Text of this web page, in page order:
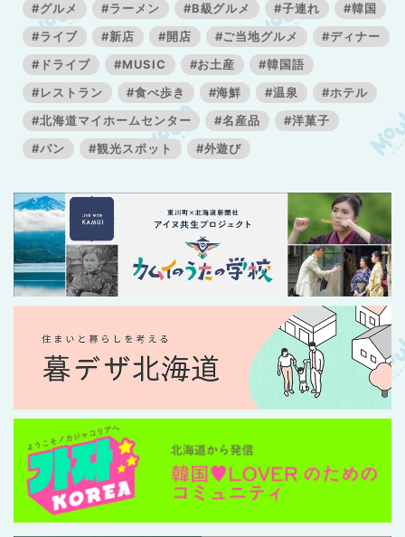
#グルメ
#ラーメン #B級グルメ #子連れ
#韓国
#ライブ
#新店 #開店 #ご当地グルメ
#ディナー
#ドライブ
#MUSIC #お土産
#韓国語
#レストラン
#食べ歩き #海鮮 #温泉
#ホテル
#北海道マイホームセンター
#名産品
#洋菓子
#パン
#観光スポット #外遊び